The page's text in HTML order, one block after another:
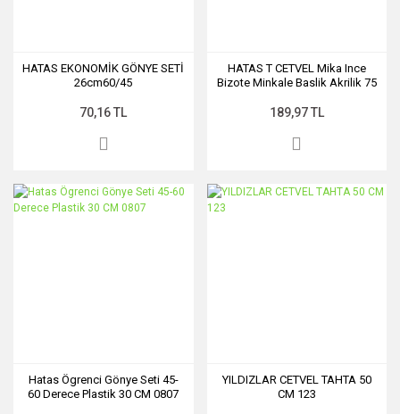
HATAS EKONOMİK GÖNYE SETİ
26cm60/45
70,16 TL
HATAS T CETVEL Mika Ince
Bizote Minkale Baslik Akrilik 75
189,97 TL
Hatas Ögrenci Gönye Seti 45-
60 Derece Plastik 30 CM 0807
YILDIZLAR CETVEL TAHTA 50
CM 123